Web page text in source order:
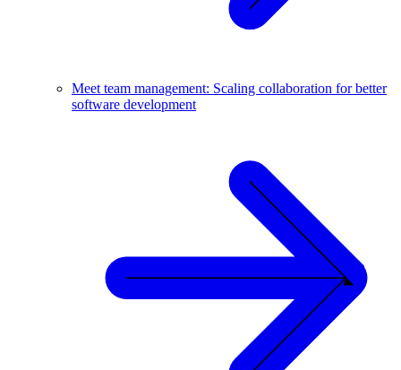
Meet team management: Scaling collaboration for better
software development